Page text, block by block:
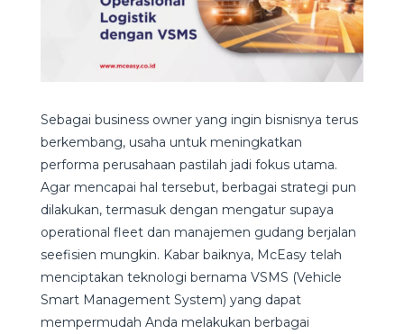
Sebagai business owner yang ingin bisnisnya terus
berkembang, usaha untuk meningkatkan
performa perusahaan pastilah jadi fokus utama.
Agar mencapai hal tersebut, berbagai strategi pun
dilakukan, termasuk dengan mengatur supaya
operational fleet dan manajemen gudang berjalan
seefisien mungkin. Kabar baiknya, McEasy telah
menciptakan teknologi bernama VSMS (Vehicle
Smart Management System) yang dapat
mempermudah Anda melakukan berbagai